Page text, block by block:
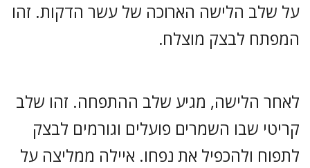
על שלב הלישה הארוכה של עשר הדקות. זהו
המפתח לבצק מוצלח.
לאחר הלישה, מגיע שלב ההתפחה. זהו שלב
קריטי שבו השמרים פועלים וגורמים לבצק
לתפוח ולהכפיל את נפחו. איילה ממליצה על